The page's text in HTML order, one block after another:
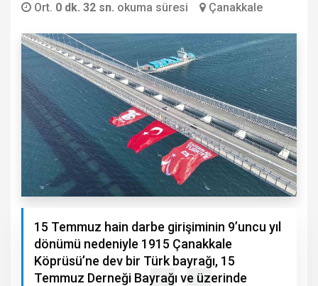
Ort. 0 dk. 32 sn. okuma süresi Çanakkale
15 Temmuz hain darbe girişiminin 9’uncu yıl
dönümü nedeniyle 1915 Çanakkale
Köprüsü’ne dev bir Türk bayrağı, 15
Temmuz Derneği Bayrağı ve üzerinde